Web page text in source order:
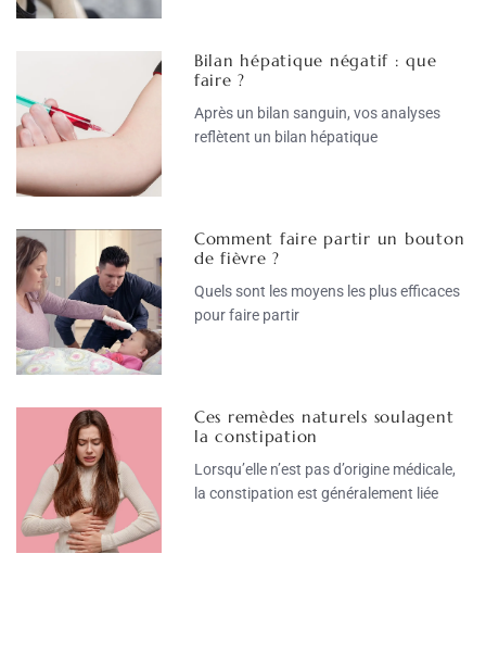
Bilan hépatique négatif : que
faire ?
Après un bilan sanguin, vos analyses
reflètent un bilan hépatique
Comment faire partir un bouton
de fièvre ?
Quels sont les moyens les plus efficaces
pour faire partir
Ces remèdes naturels soulagent
la constipation
Lorsqu’elle n’est pas d’origine médicale,
la constipation est généralement liée